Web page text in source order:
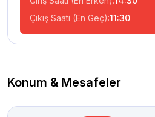
Çıkış Saati (En Geç):11:30
Konum & Mesafeler